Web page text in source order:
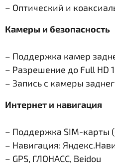
– Оптический и
Камеры и безопасность
– Поддержка камер
– Разрешение до Full HD
– Запись с камеры
Интернет и навигация
– Поддержка SIM-карты
– Навигация:
– GPS, ГЛОНАСС, Beidou